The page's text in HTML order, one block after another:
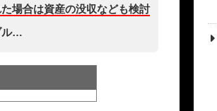
場合は資産の没収なども検討
ル…